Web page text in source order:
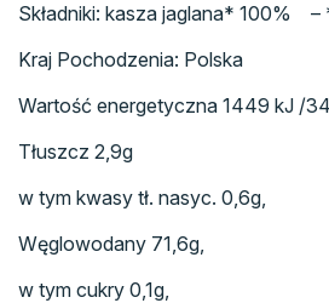
Składniki: kasza jaglana* 100%
Kraj Pochodzenia: Polska
Wartość energetyczna 1449 kJ /
Tłuszcz 2,9g
w tym kwasy tł. nasyc. 0,6g,
Węglowodany 71,6g,
w tym cukry 0,1g,